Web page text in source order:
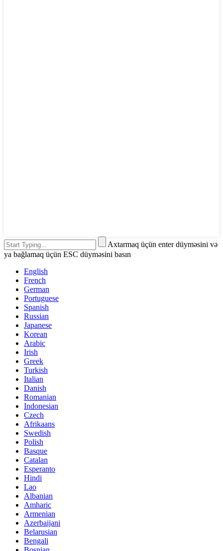
Axtarmaq üçün enter düyməsini və
ya bağlamaq üçün ESC düyməsini basın
English
French
German
Portuguese
Spanish
Russian
Japanese
Korean
Arabic
Irish
Greek
Turkish
Italian
Danish
Romanian
Indonesian
Czech
Afrikaans
Swedish
Polish
Basque
Catalan
Esperanto
Hindi
Lao
Albanian
Amharic
Armenian
Azerbaijani
Belarusian
Bengali